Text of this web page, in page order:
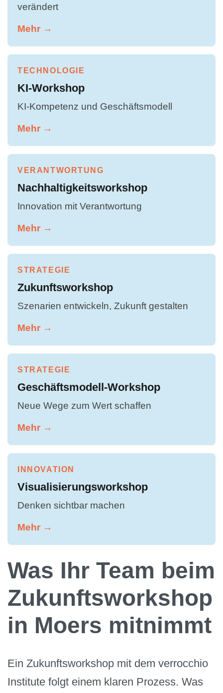
verändert
Mehr →
TECHNOLOGIE
KI-Workshop
KI-Kompetenz und Geschäftsmodell
Mehr →
VERANTWORTUNG
Nachhaltigkeitsworkshop
Innovation mit Verantwortung
Mehr →
STRATEGIE
Zukunftsworkshop
Szenarien entwickeln, Zukunft gestalten
Mehr →
STRATEGIE
Geschäftsmodell-Workshop
Neue Wege zum Wert schaffen
Mehr →
INNOVATION
Visualisierungsworkshop
Denken sichtbar machen
Mehr →
Was Ihr Team beim
Zukunftsworkshop
in Moers mitnimmt
Ein Zukunftsworkshop mit dem verrocchio
Institute folgt einem klaren Prozess. Was